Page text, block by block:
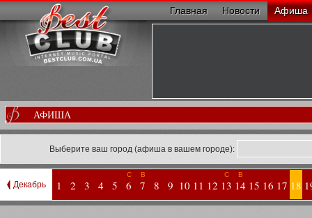
Главная Новости Афиша
АФИША
Выберите ваш город (афиша в вашем городе):
Декабрь 1 2 3 4 5
С
6
В
7 8 9 10 11 12
С
13
В
14 15 16 17 18